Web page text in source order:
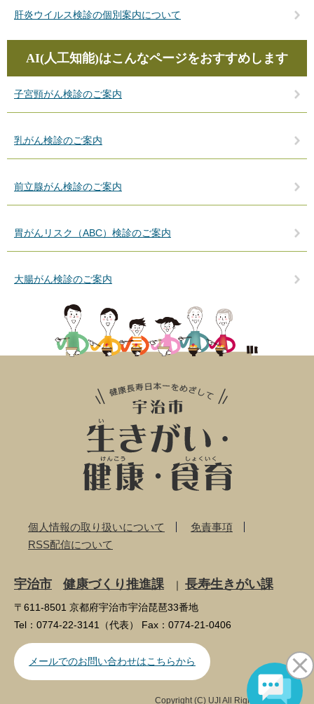
肝炎ウイルス検診の個別案内について
AI(人工知能)はこんなページをおすすめします
子宮頸がん検診のご案内
乳がん検診のご案内
前立腺がん検診のご案内
胃がんリスク（ABC）検診のご案内
大腸がん検診のご案内
個人情報の取り扱いについて
免責事項
RSS配信について
宇治市 健康づくり推進課 ｜ 長寿生きがい課
〒611-8501 京都府宇治市宇治琵琶33番地
Tel：0774-22-3141（代表） Fax：0774-21-0406
メールでのお問い合わせはこちらから
Copyright (C) UJI All Rights Reserved.